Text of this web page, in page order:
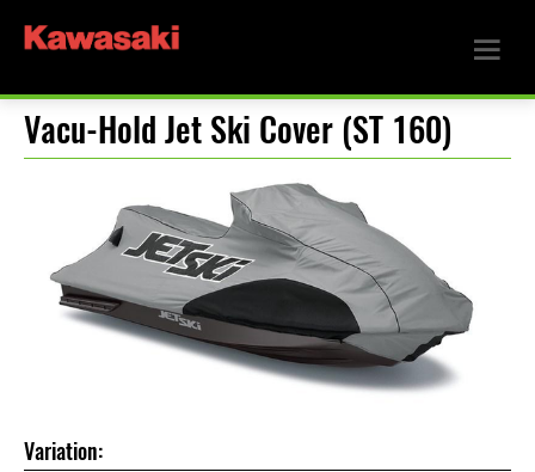
Vacu-Hold Jet Ski Cover (ST 160)
Variation: